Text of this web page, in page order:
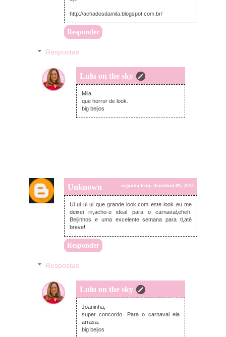
http://achadosdamila.blogspot.com.br/
Responder
Respostas
Lulu on the sky
terça-feira, dezembro 10, 2013
Mila,
que horror de look.
big beijos
Unknown segunda-feira, dezembro 09, 2013
Ui ui ui ui que grande look,com este look eu me
deixei rir,acho-o ideal para o carnaval,eheh.
Beijinhos e uma excelente semana para ti,até
breve!!
Responder
Respostas
Lulu on the sky
terça-feira, dezembro 10, 2013
Joaninha,
super concordo. Para o carnaval ela
arrasa.
big beijos